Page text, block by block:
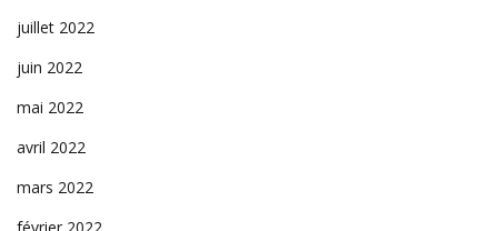
juillet 2022
juin 2022
mai 2022
avril 2022
mars 2022